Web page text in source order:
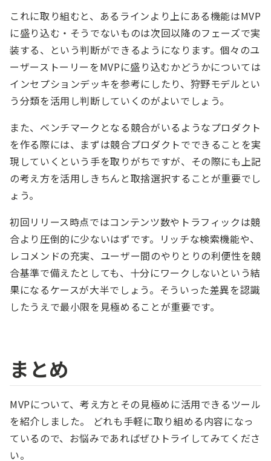
これに取り組むと、あるラインより上にある機能はMVP
に盛り込む・そうでないものは次回以降のフェーズで実
装する、という判断ができるようになります。個々のユ
ーザーストーリーをMVPに盛り込むかどうかについては
インセプションデッキを参考にしたり、狩野モデルとい
う分類を活用し判断していくのがよいでしょう。
また、ベンチマークとなる競合がいるようなプロダクト
を作る際には、まずは競合プロダクトでできることを実
現していくという手を取りがちですが、その際にも上記
の考え方を活用しきちんと取捨選択することが重要でし
ょう。
初回リリース時点ではコンテンツ数やトラフィックは競
合より圧倒的に少ないはずです。リッチな検索機能や、
レコメンドの充実、ユーザー間のやりとりの利便性を競
合基準で備えたとしても、十分にワークしないという結
果になるケースが大半でしょう。そういった差異を認識
したうえで最小限を見極めることが重要です。
まとめ
MVPについて、考え方とその見極めに活用できるツール
を紹介しました。 どれも手軽に取り組める内容になっ
ているので、お悩みであればぜひトライしてみてくださ
い。